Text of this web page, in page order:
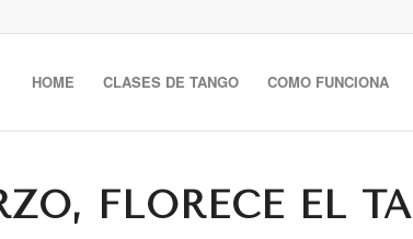
HOME CLASES DE TANGO COMO FUNCIONA
FLORECE EL